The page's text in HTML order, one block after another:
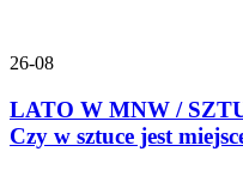
26-08
LATO W MNW /
Czy w sztuce jest